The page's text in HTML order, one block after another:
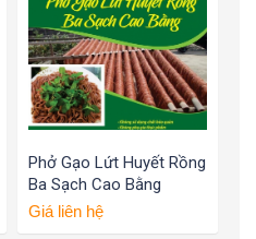
Phở Gạo Lứt Huyết Rồng
Ba Sạch Cao Bằng
Giá liên hệ